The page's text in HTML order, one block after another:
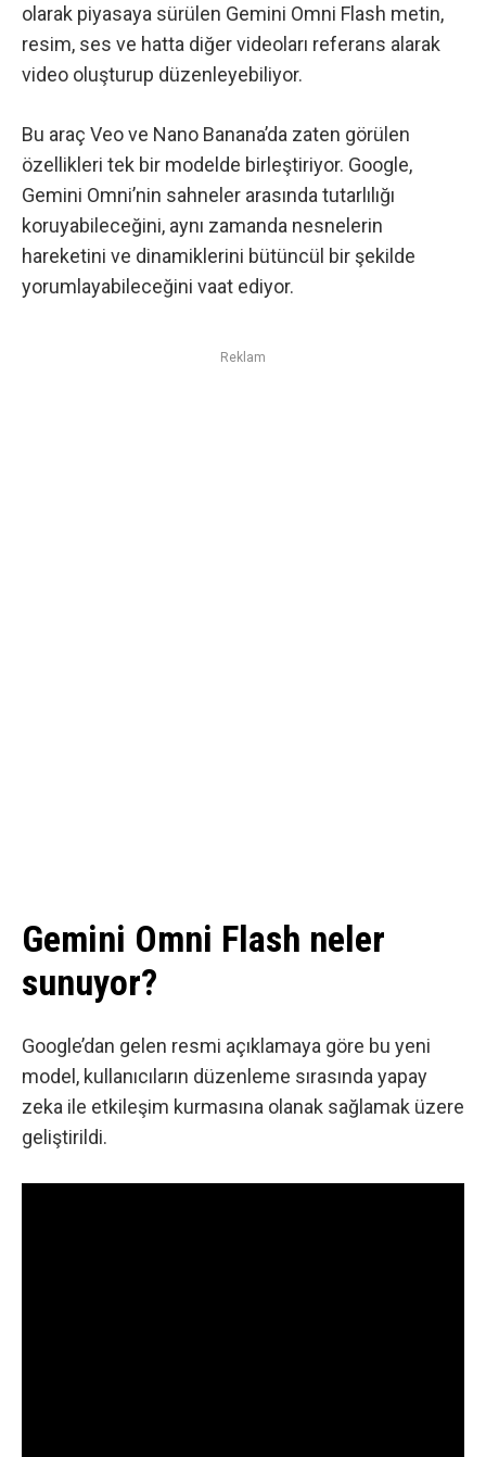
olarak piyasaya sürülen Gemini Omni Flash metin,
resim, ses ve hatta diğer videoları referans alarak
video oluşturup düzenleyebiliyor.
Bu araç Veo ve Nano Banana’da zaten görülen
özellikleri tek bir modelde birleştiriyor. Google,
Gemini Omni’nin sahneler arasında tutarlılığı
koruyabileceğini, aynı zamanda nesnelerin
hareketini ve dinamiklerini bütüncül bir şekilde
yorumlayabileceğini vaat ediyor.
Reklam
Gemini Omni Flash neler
sunuyor?
Google’dan gelen resmi açıklamaya göre bu yeni
model, kullanıcıların düzenleme sırasında yapay
zeka ile etkileşim kurmasına olanak sağlamak üzere
geliştirildi.